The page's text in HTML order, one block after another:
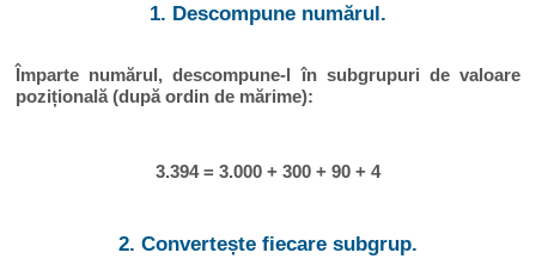
1. Descompune numărul.
Împarte numărul, descompune-l în subgrupuri de valoare
pozițională (după ordin de mărime):
3.394 = 3.000 + 300 + 90 + 4
2. Convertește fiecare subgrup.